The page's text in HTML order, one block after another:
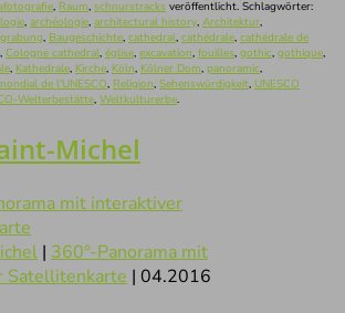
, Raum, schnurstracks veröffentlicht. Schlagwörter:
, archéologie, architectural history, Architektur,
, Baugeschichte, cathedral, cathédrale, cathédrale de
, Cologne cathedral, église, excavation, fouilles, gothic, gothique,
, Kathedrale, Kirche, Köln, Kölner Dom, panoramic,
de l'UNESCO, Religion, Sehenswürdigkeit, UNESCO
Welterbestätte, Weltkulturerbe.
Michel
| 360°-Panorama mit
Satellitenkarte | 04.2016